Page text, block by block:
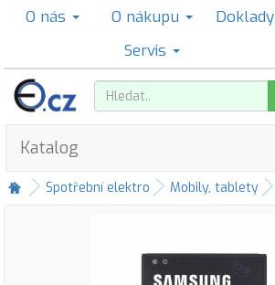
O nás O nákupu Doklady
Servis
Katalog
Spotřební elektro Mobily, tablety